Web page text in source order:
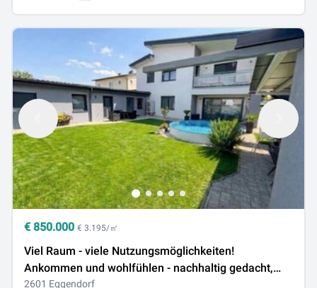
€ 850.000 € 3.195/㎡
Viel Raum - viele Nutzungsmöglichkeiten!
Ankommen und wohlfühlen - nachhaltig gedacht,
komfortabel gemacht!
2601 Eggendorf